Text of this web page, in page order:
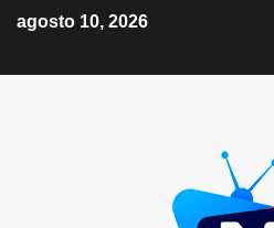
agosto 10, 2026